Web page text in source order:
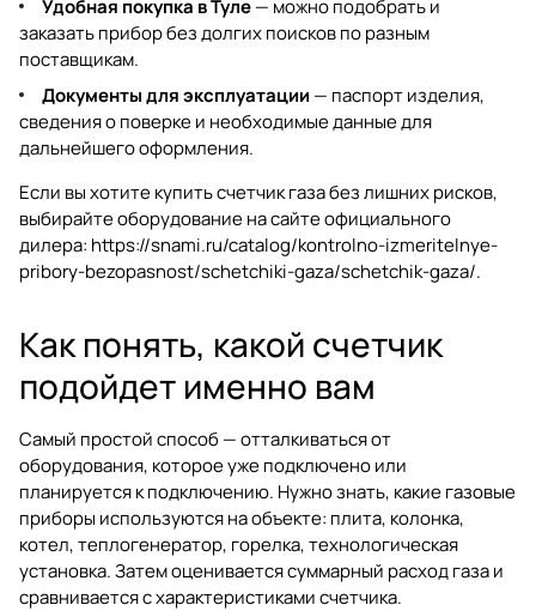
Удобная покупка в Туле— можно подобрать и
заказать прибор без долгих поисков по разным
поставщикам.
Документы для эксплуатации — паспорт изделия,
сведения о поверке и необходимые данные для
дальнейшего оформления.
Если вы хотите купить счетчик газа без лишних рисков,
выбирайте оборудование на сайте официального
дилера: https://snami.ru/catalog/kontrolno-izmeritelnye-
pribory-bezopasnost/schetchiki-gaza/schetchik-gaza/.
Как понять, какой счетчик
подойдет именно вам
Самый простой способ — отталкиваться от
оборудования, которое уже подключено или
планируется к подключению. Нужно знать, какие газовые
приборы используются на объекте: плита, колонка,
котел, теплогенератор, горелка, технологическая
установка. Затем оценивается суммарный расход газа и
сравнивается с характеристиками счетчика.